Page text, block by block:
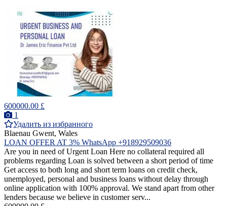
600000.00 £
1
Удалить из избранного
Blaenau Gwent, Wales
LOAN OFFER AT 3% WhatsApp +918929509036
Are you in need of Urgent Loan Here no collateral required all
problems regarding Loan is solved between a short period of time
Get access to both long and short term loans on credit check,
unemployed, personal and business loans without delay through
online application with 100% approval. We stand apart from other
lenders because we believe in customer serv...